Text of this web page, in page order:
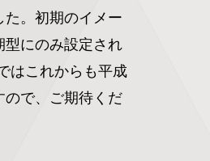
た。初期のイメー
型にのみ設定され
はこれからも平成
ので、ご期待くだ